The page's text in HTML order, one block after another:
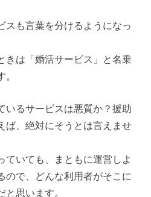
スも言葉を分けるようになっ
きは「婚活サービス」と名乗
いるサービスは悪質か？援助
ば、絶対にそうとは言えませ
ていても、まともに運営しよ
ので、どんな利用者がそこに
思います。